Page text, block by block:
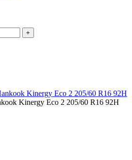
+
Kinergy Eco 2 205/60 R16 92H